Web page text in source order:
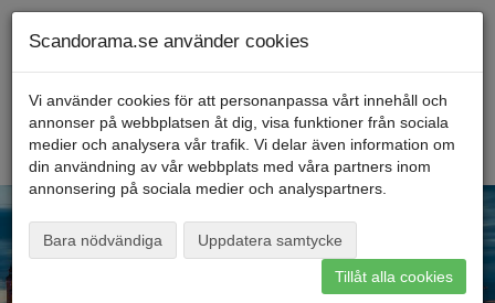
Menu
Scandorama.se använder cookies
Vi använder cookies för att personanpassa vårt innehåll och
annonser på webbplatsen åt dig, visa funktioner från sociala
medier och analysera vår trafik. Vi delar även information om
din användning av vår webbplats med våra partners inom
annonsering på sociala medier och analyspartners.
Bara nödvändiga Uppdatera samtycke
Tillåt alla cookies